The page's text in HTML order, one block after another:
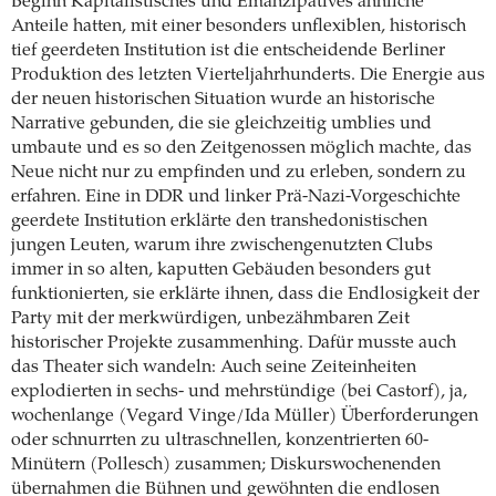
Anteile hatten, mit einer besonders unflexiblen, historisch
tief geerdeten Institution ist die entscheidende Berliner
Produktion des letzten Vierteljahrhunderts. Die Energie aus
der neuen historischen Situation wurde an historische
Narrative gebunden, die sie gleichzeitig umblies und
umbaute und es so den Zeitgenossen möglich machte, das
Neue nicht nur zu empfinden und zu erleben, sondern zu
erfahren. Eine in DDR und linker Prä-Nazi-Vorgeschichte
geerdete Institution erklärte den transhedonistischen
jungen Leuten, warum ihre zwischengenutzten Clubs
immer in so alten, kaputten Gebäuden besonders gut
funktionierten, sie erklärte ihnen, dass die Endlosigkeit der
Party mit der merkwürdigen, unbezähmbaren Zeit
historischer Projekte zusammenhing. Dafür musste auch
das Theater sich wandeln: Auch seine Zeiteinheiten
explodierten in sechs- und mehrstündige (bei Castorf), ja,
wochenlange (Vegard Vinge/Ida ­Müller) Überforderungen
oder schnurrten zu ultraschnellen, konzentrierten 60-
Minütern ­(Pollesch) zusammen; Diskurswochenenden
übernahmen die Bühnen und gewöhnten die endlosen